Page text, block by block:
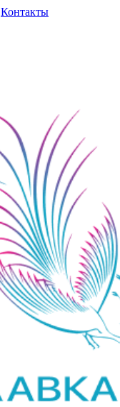
Контакты